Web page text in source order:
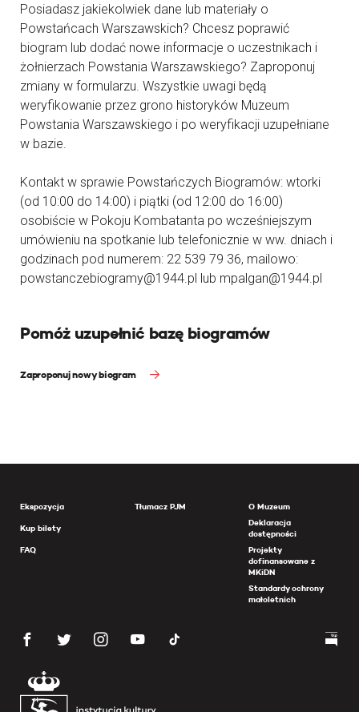
Posiadasz jakiekolwiek dane lub materiały o
Powstańcach Warszawskich? Chcesz poprawić
biogram lub dodać nowe informacje o uczestnikach i
żołnierzach Powstania Warszawskiego? Zaproponuj
zmiany w formularzu. Wszystkie uwagi będą
weryfikowanie przez grono historyków Muzeum
Powstania Warszawskiego i po weryfikacji uzupełniane
w bazie.
Kontakt w sprawie Powstańczych Biogramów: wtorki
(od 10:00 do 14:00) i piątki (od 12:00 do 16:00)
osobiście w Pokoju Kombatanta po wcześniejszym
umówieniu na spotkanie lub telefonicznie w ww. dniach i
godzinach pod numerem: 22 539 79 36, mailowo:
powstanczebiogramy@1944.pl lub mpalgan@1944.pl
Pomóż uzupełnić bazę biogramów
Zaproponuj nowy biogram
Ekspozycja
Kup bilety
FAQ
Tłumacz PJM
O Muzeum
Deklaracja
dostępności
Projekty
dofinansowane z
MKiDN
Standardy ochrony
małoletnich